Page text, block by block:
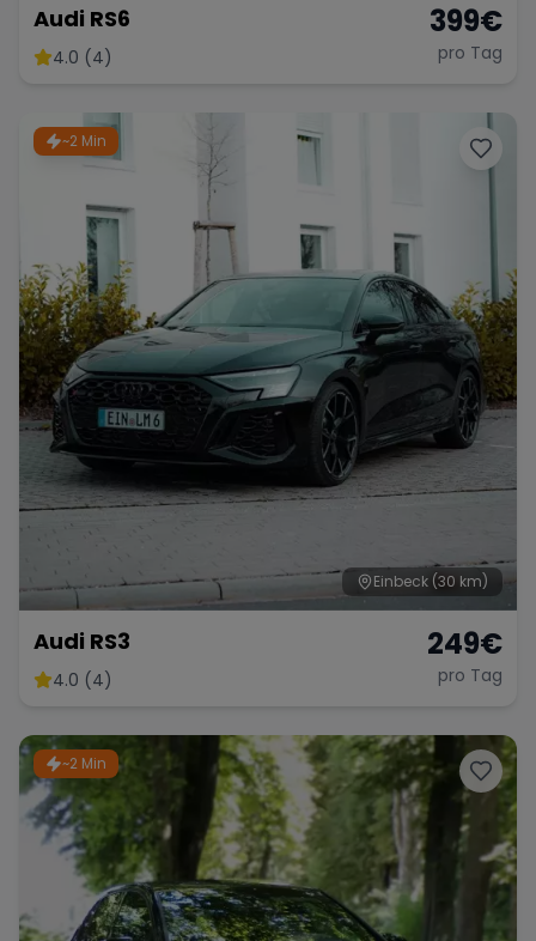
Audi RS6
4.0 (4)
399€
pro Tag
~2 Min
Einbeck (30 km)
Audi RS3
4.0 (4)
249€
pro Tag
~2 Min